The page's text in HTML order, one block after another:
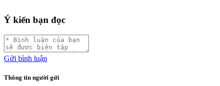
Ý kiến bạn đọc
Gửi bình luận
Thông tin người gửi